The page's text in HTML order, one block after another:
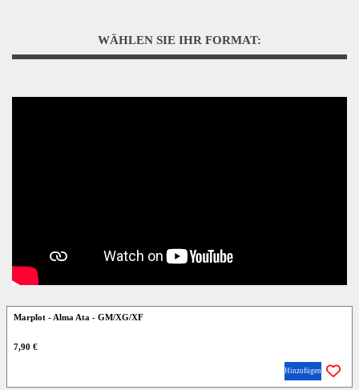
WÄHLEN SIE IHR FORMAT:
Marplot - Alma Ata - GM/XG/XF
7,90 €
Hinzufügen